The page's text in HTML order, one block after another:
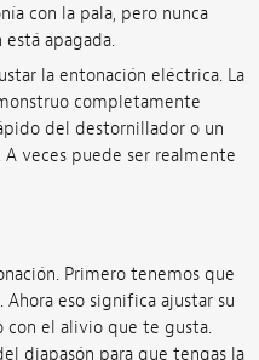
con la pala, pero nunca
apagada.
la entonación eléctrica. La
completamente
del destornillador o un
veces puede ser realmente
Primero tenemos que
eso significa ajustar su
con el alivio que te gusta.
diapasón para que tengas la